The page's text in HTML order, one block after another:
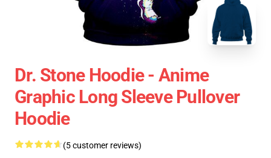
Dr. Stone Hoodie - Anime
Graphic Long Sleeve Pullover
Hoodie
(5 customer reviews)